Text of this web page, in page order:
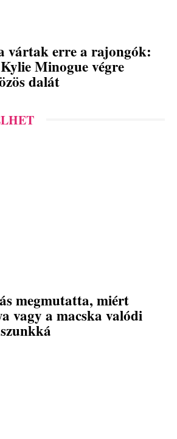
vártak erre a rajongók:
Minogue végre
dalát
megmutatta, miért
vagy a macska valódi